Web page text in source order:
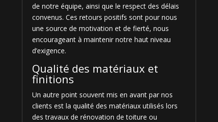
de notre équipe, ainsi que le respect des délais
convenus. Ces retours positifs sont pour nous
une source de motivation et de fierté, nous
encourageant à maintenir notre haut niveau
d’exigence.
Qualité des matériaux et
finitions
Un autre point souvent mis en avant par nos
clients est la qualité des matériaux utilisés lors
des travaux de rénovation de toiture ou